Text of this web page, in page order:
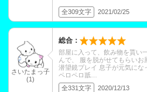
全309文字 2021/02/25
さいたまっ子
(1)
総合：
部屋に入って、飲み物を貰い
んで、 服を脱がせてもらいお風呂で体を洗ってもらい湯船で
潜望鏡プレイ 息子が元気になったところでベットに移動 全身
ペロペロ舐…
全331文字
2020/12/13